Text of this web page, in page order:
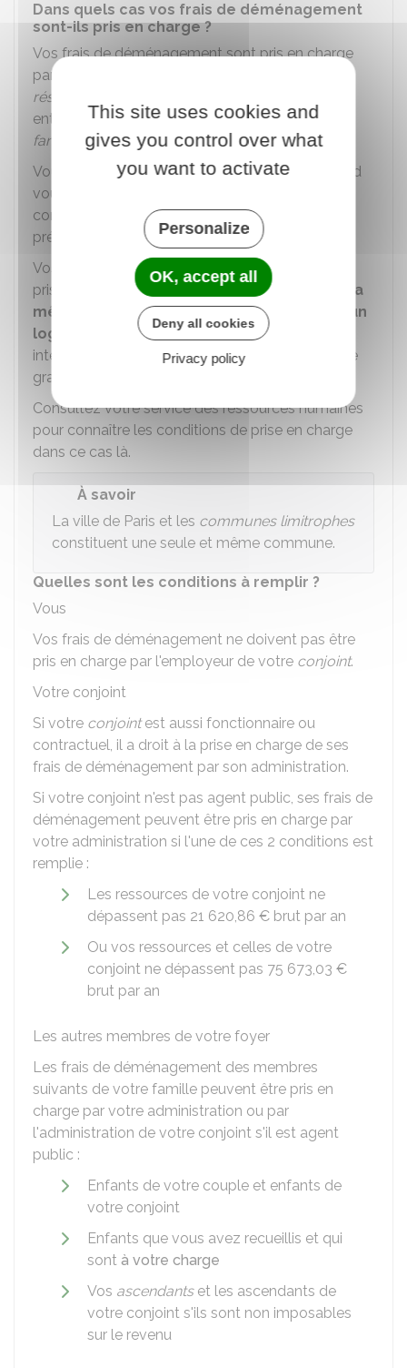
Dans quels cas vos frais de déménagement
sont-ils pris en charge ?
Vos frais de déménagement sont pris en charge
par l'administration quand vous changez de
résidence administrative
entraîne un changement de votrerésidence
familiale.
Vous changez de résidence administrative quand
vous êtes affecté sur un emploi situé dans une
commune différente de celle où vous étiez
précédemment affecté.
Vos frais de déménagement peuvent aussi être
pris en charge quandvous déménagez dans la
même commune pour occuper ou libérer un
logement de fonctionsi ce déménagement
intervient pour certains motifs (retraite, congé de
grave maladie, etc.).
Consultez votre service des ressources humaines
pour connaître les conditions de prise en charge
dans ce cas là.
À savoir
La ville de Paris et les communes limitrophes
constituent une seule et même commune.
Quelles sont les conditions à remplir ?
Vous
Vos frais de déménagement ne doivent pas être
pris en charge par l'employeur de votre conjoint.
Votre conjoint
Si votre conjointest aussi fonctionnaire ou
contractuel, il a droit à la prise en charge de ses
frais de déménagement par son administration.
Si votre conjoint n'est pas agent public, ses frais de
déménagement peuvent être pris en charge par
votre administration si l'une de ces 2 conditions est
remplie :
Les ressources de votre conjoint ne
dépassent pas 21 620,86 € brut par an
Ou vos ressources et celles de votre
conjoint ne dépassent pas 75 673,03 €
brut par an
Les autres membres de votre foyer
Les frais de déménagement des membres
suivants de votre famille peuvent être pris en
charge par votre administration ou par
l'administration de votre conjoint s'il est agent
public :
Enfants de votre couple et enfants de
votre conjoint
Enfants que vous avez recueillis et qui
sont à votre charge
Vos ascendantset les ascendants de
votre conjoint s'ils sont non imposables
sur le revenu
This site uses cookies and
gives you control over what
you want to activate
Personalize
OK, accept all
Deny all cookies
Privacy policy